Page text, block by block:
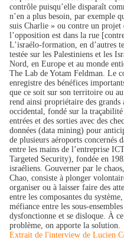
contrôle puisqu’elle disparaît
n’en a plus besoin, par exemple
suis Charlie » ou contre un
l’opposition est dans la rue
L’israélo-formation, en d’autres
testée sur les Palestiniens et les
Nord, en Europe et au monde
The Lab de Yotam Feldman. Le
enregistre des bénéfices
que ce soit sur son territoire ou
rend ainsi propriétaire des grands
occidental, fondé sur la
entrées et des sorties avec des
données (data mining) pour
de plusieurs aéroports concernés
entre les mains de l’entreprise
Targeted Security), fondée en
israéliens. Gouverner par le
Chao, consiste à plonger
organiser ou à laisser faire des
entre les composantes du
méfiance entre les sous-
dysfonctionne et se disloque. À
problème, on apporte la solution.
Extrait de l'interview de Lucien